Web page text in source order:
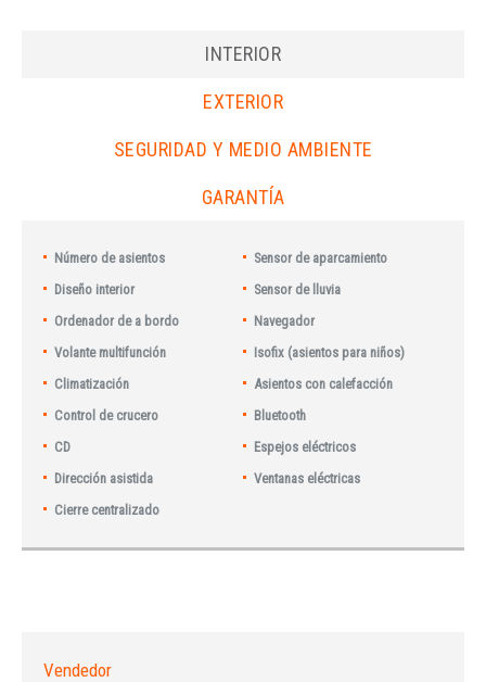
INTERIOR
EXTERIOR
SEGURIDAD Y MEDIO AMBIENTE
GARANTÍA
Número de asientos
Sensor de aparcamiento
Diseño interior
Sensor de lluvia
Ordenador de a bordo
Navegador
Volante multifunción
Isofix (asientos para niños)
Climatización
Asientos con calefacción
Control de crucero
Bluetooth
CD
Espejos eléctricos
Dirección asistida
Ventanas eléctricas
Cierre centralizado
Vendedor